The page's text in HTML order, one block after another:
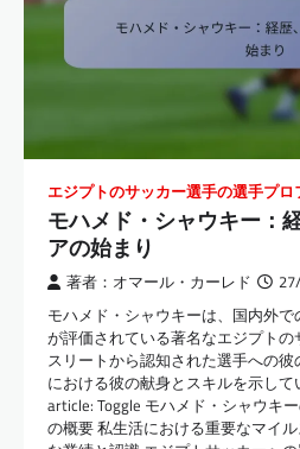
エジプトのサッカー選手の選手プロ
モハメド・シャウキー：
アの始まり
著者：オマール・カーレド
モハメド・シャウキーは、国内外
が評価されている著名なエジプト
スリートから認知された選手への
における彼の献身とスキルを示して
article: Toggle モハメド・シャウキ
の概要 私生活における重要なマイ